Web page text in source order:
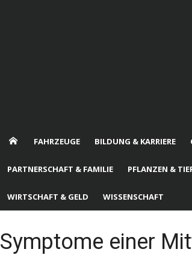
FAHRZEUGE BILDUNG & KARRIERE
PARTNERSCHAFT & FAMILIE PFLANZEN &
WIRTSCHAFT & GELD WISSENSCHAFT
Symptome einer